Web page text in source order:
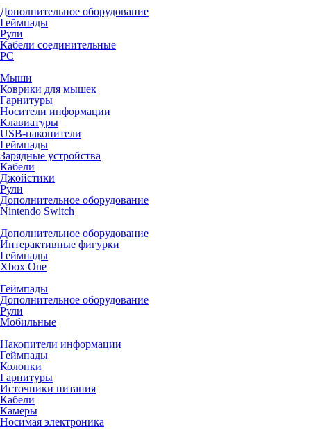
Дополнительное оборудование
Геймпады
Рули
Кабели соединительные
PC
Мыши
Коврики для мышек
Гарнитуры
Носители информации
Клавиатуры
USB-накопители
Геймпады
Зарядные устройства
Кабели
Джойстики
Рули
Дополнительное оборудование
Nintendo Switch
Дополнительное оборудование
Интерактивные фигурки
Геймпады
Xbox One
Геймпады
Дополнительное оборудование
Рули
Мобильные
Накопители информации
Геймпады
Колонки
Гарнитуры
Источники питания
Кабели
Камеры
Носимая электроника